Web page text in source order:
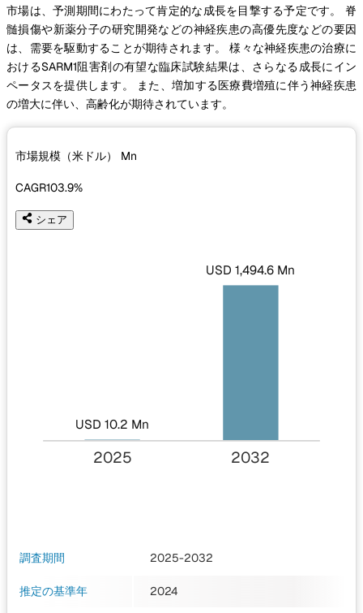
市場は、予測期間にわたって肯定的な成長を目撃する予定です。 脊
髄損傷や新薬分子の研究開発などの神経疾患の高優先度などの要因
は、需要を駆動することが期待されます。 様々な神経疾患の治療に
おけるSARM1阻害剤の有望な臨床試験結果は、さらなる成長にイン
ペータスを提供します。 また、増加する医療費増殖に伴う神経疾患
の増大に伴い、高齢化が期待されています。
市場規模（米ドル） Mn
CAGR103.9%
シェア
USD 10.2 Mn
USD 1,494.6 Mn
2025 2032
調査期間 2025-2032
推定の基準年 2024